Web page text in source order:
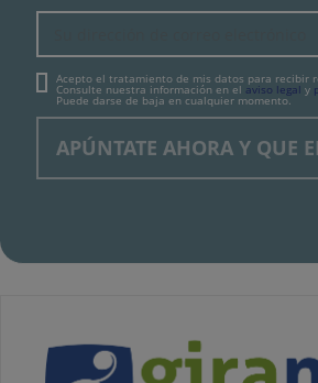
Acepto el tratamiento de mis datos para recibir
Consulte nuestra información en el aviso legal y
Puede darse de baja en cualquier momento.